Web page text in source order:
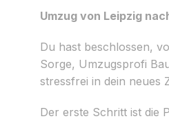
Umzug von Leipzig
Du hast beschlossen,
Sorge, Umzugsprofi
stressfrei in dein neues
Der erste Schritt ist die